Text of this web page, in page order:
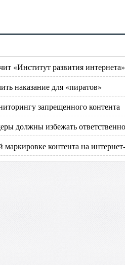
«Институт развития интернета»
наказание для «пиратов»
запрещенного контента
должны избежать
контента на